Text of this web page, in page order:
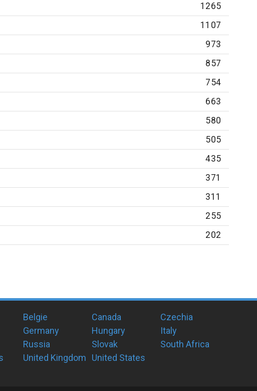
1265
1107
973
857
754
663
580
505
435
371
311
255
202
Belgie Canada
Czechia
Germany Hungary
Italy
Russia Slovak
South Africa
United Kingdom United States